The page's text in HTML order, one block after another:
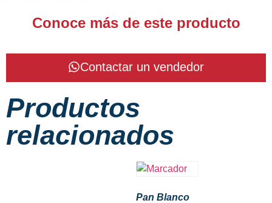
Conoce más de este producto
Contactar un vendedor
Productos
relacionados
Pan Blanco